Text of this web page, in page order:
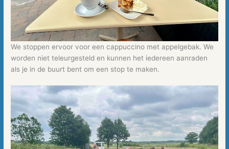
We stoppen ervoor voor een cappuccino met appelgebak. We
worden niet teleurgesteld en kunnen het iedereen aanraden
als je in de buurt bent om een stop te maken.